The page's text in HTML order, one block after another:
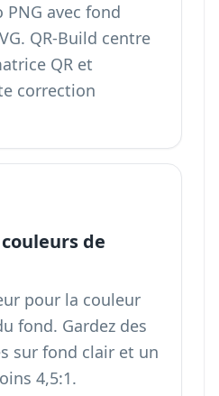
avec fond
QR-Build centre
QR et
correction
de
pour la couleur
fond. Gardez des
sur fond clair et un
4,5:1.